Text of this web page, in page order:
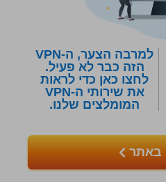
למרבה הצער, ה-VPN
הזה כבר לא פעיל.
לחצו כאן כדי לראות
את שירותי ה-VPN
המומלצים שלנו.
באתר